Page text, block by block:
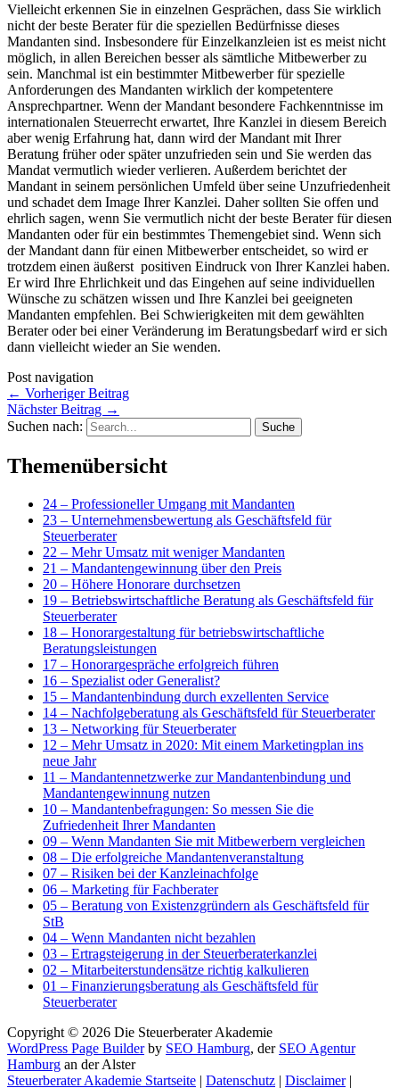
Vielleicht erkennen Sie in einzelnen Gesprächen, dass Sie wirklich
nicht der beste Berater für die speziellen Bedürfnisse dieses
Mandanten sind. Insbesondere für Einzelkanzleien ist es meist nicht
möglich, in allen Bereichen besser als sämtliche Mitbewerber zu
sein. Manchmal ist ein bestimmter Mitbewerber für spezielle
Anforderungen des Mandanten wirklich der kompetentere
Ansprechpartner. Wenn der Mandant besondere Fachkenntnisse im
internationalen Steuerrecht erwartet, Ihre Kanzlei in diesem Bereich
aber wenig Erfahrung hat, dann wird der Mandant mit Ihrer
Beratung früher oder später unzufrieden sein und Sie werden das
Mandat vermutlich wieder verlieren. Außerdem berichtet der
Mandant in seinem persönlichen Umfeld über seine Unzufriedenheit
und schadet dem Image Ihrer Kanzlei. Daher sollten Sie offen und
ehrlich sagen, wenn Sie vermutlich nicht der beste Berater für diesen
Mandanten oder für ein bestimmtes Themengebiet sind. Wenn sich
der Mandant dann für einen Mitbewerber entscheidet, so wird er
trotzdem einen äußerst positiven Eindruck von Ihrer Kanzlei haben.
Er wird Ihre Ehrlichkeit und das Eingehen auf seine individuellen
Wünsche zu schätzen wissen und Ihre Kanzlei bei geeigneten
Mandanten empfehlen. Bei Schwierigkeiten mit dem gewählten
Berater oder bei einer Veränderung im Beratungsbedarf wird er sich
dann vielleicht wieder an Sie wenden.
Post navigation
← Vorheriger Beitrag
Nächster Beitrag →
Suchen nach:
Themenübersicht
24 – Professioneller Umgang mit Mandanten
23 – Unternehmensbewertung als Geschäftsfeld für
Steuerberater
22 – Mehr Umsatz mit weniger Mandanten
21 – Mandantengewinnung über den Preis
20 – Höhere Honorare durchsetzen
19 – Betriebswirtschaftliche Beratung als Geschäftsfeld für
Steuerberater
18 – Honorargestaltung für betriebswirtschaftliche
Beratungsleistungen
17 – Honorargespräche erfolgreich führen
16 – Spezialist oder Generalist?
15 – Mandantenbindung durch exzellenten Service
14 – Nachfolgeberatung als Geschäftsfeld für Steuerberater
13 – Networking für Steuerberater
12 – Mehr Umsatz in 2020: Mit einem Marketingplan ins
neue Jahr
11 – Mandantennetzwerke zur Mandantenbindung und
Mandantengewinnung nutzen
10 – Mandantenbefragungen: So messen Sie die
Zufriedenheit Ihrer Mandanten
09 – Wenn Mandanten Sie mit Mitbewerbern vergleichen
08 – Die erfolgreiche Mandantenveranstaltung
07 – Risiken bei der Kanzleinachfolge
06 – Marketing für Fachberater
05 – Beratung von Existenzgründern als Geschäftsfeld für
StB
04 – Wenn Mandanten nicht bezahlen
03 – Ertragsteigerung in der Steuerberaterkanzlei
02 – Mitarbeiterstundensätze richtig kalkulieren
01 – Finanzierungsberatung als Geschäftsfeld für
Steuerberater
Copyright © 2026 Die Steuerberater Akademie
WordPress Page Builderby SEO Hamburg, der SEO Agentur
Hamburg an der Alster
Steuerberater Akademie Startseite | Datenschutz | Disclaimer|